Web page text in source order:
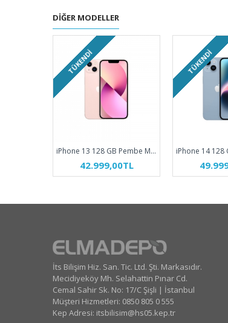
DIĞER MODELLER
TÜKENDI
iPhone 13 128 GB Pembe MLPH3TU/A
42.999,00TL
TÜKENDI
İts Bilişim Hiz. San. Tic. Ltd. Şti. Markasıdır.
Mecidiyeköy Mh. Selahattin Pınar Cd.
Cemal Sahir Sk. No: 17/C Şişli | İstanbul
Müşteri Hizmetleri: 0850 805 0 555
Kep Adresi: itsbilisim@hs05.kep.tr